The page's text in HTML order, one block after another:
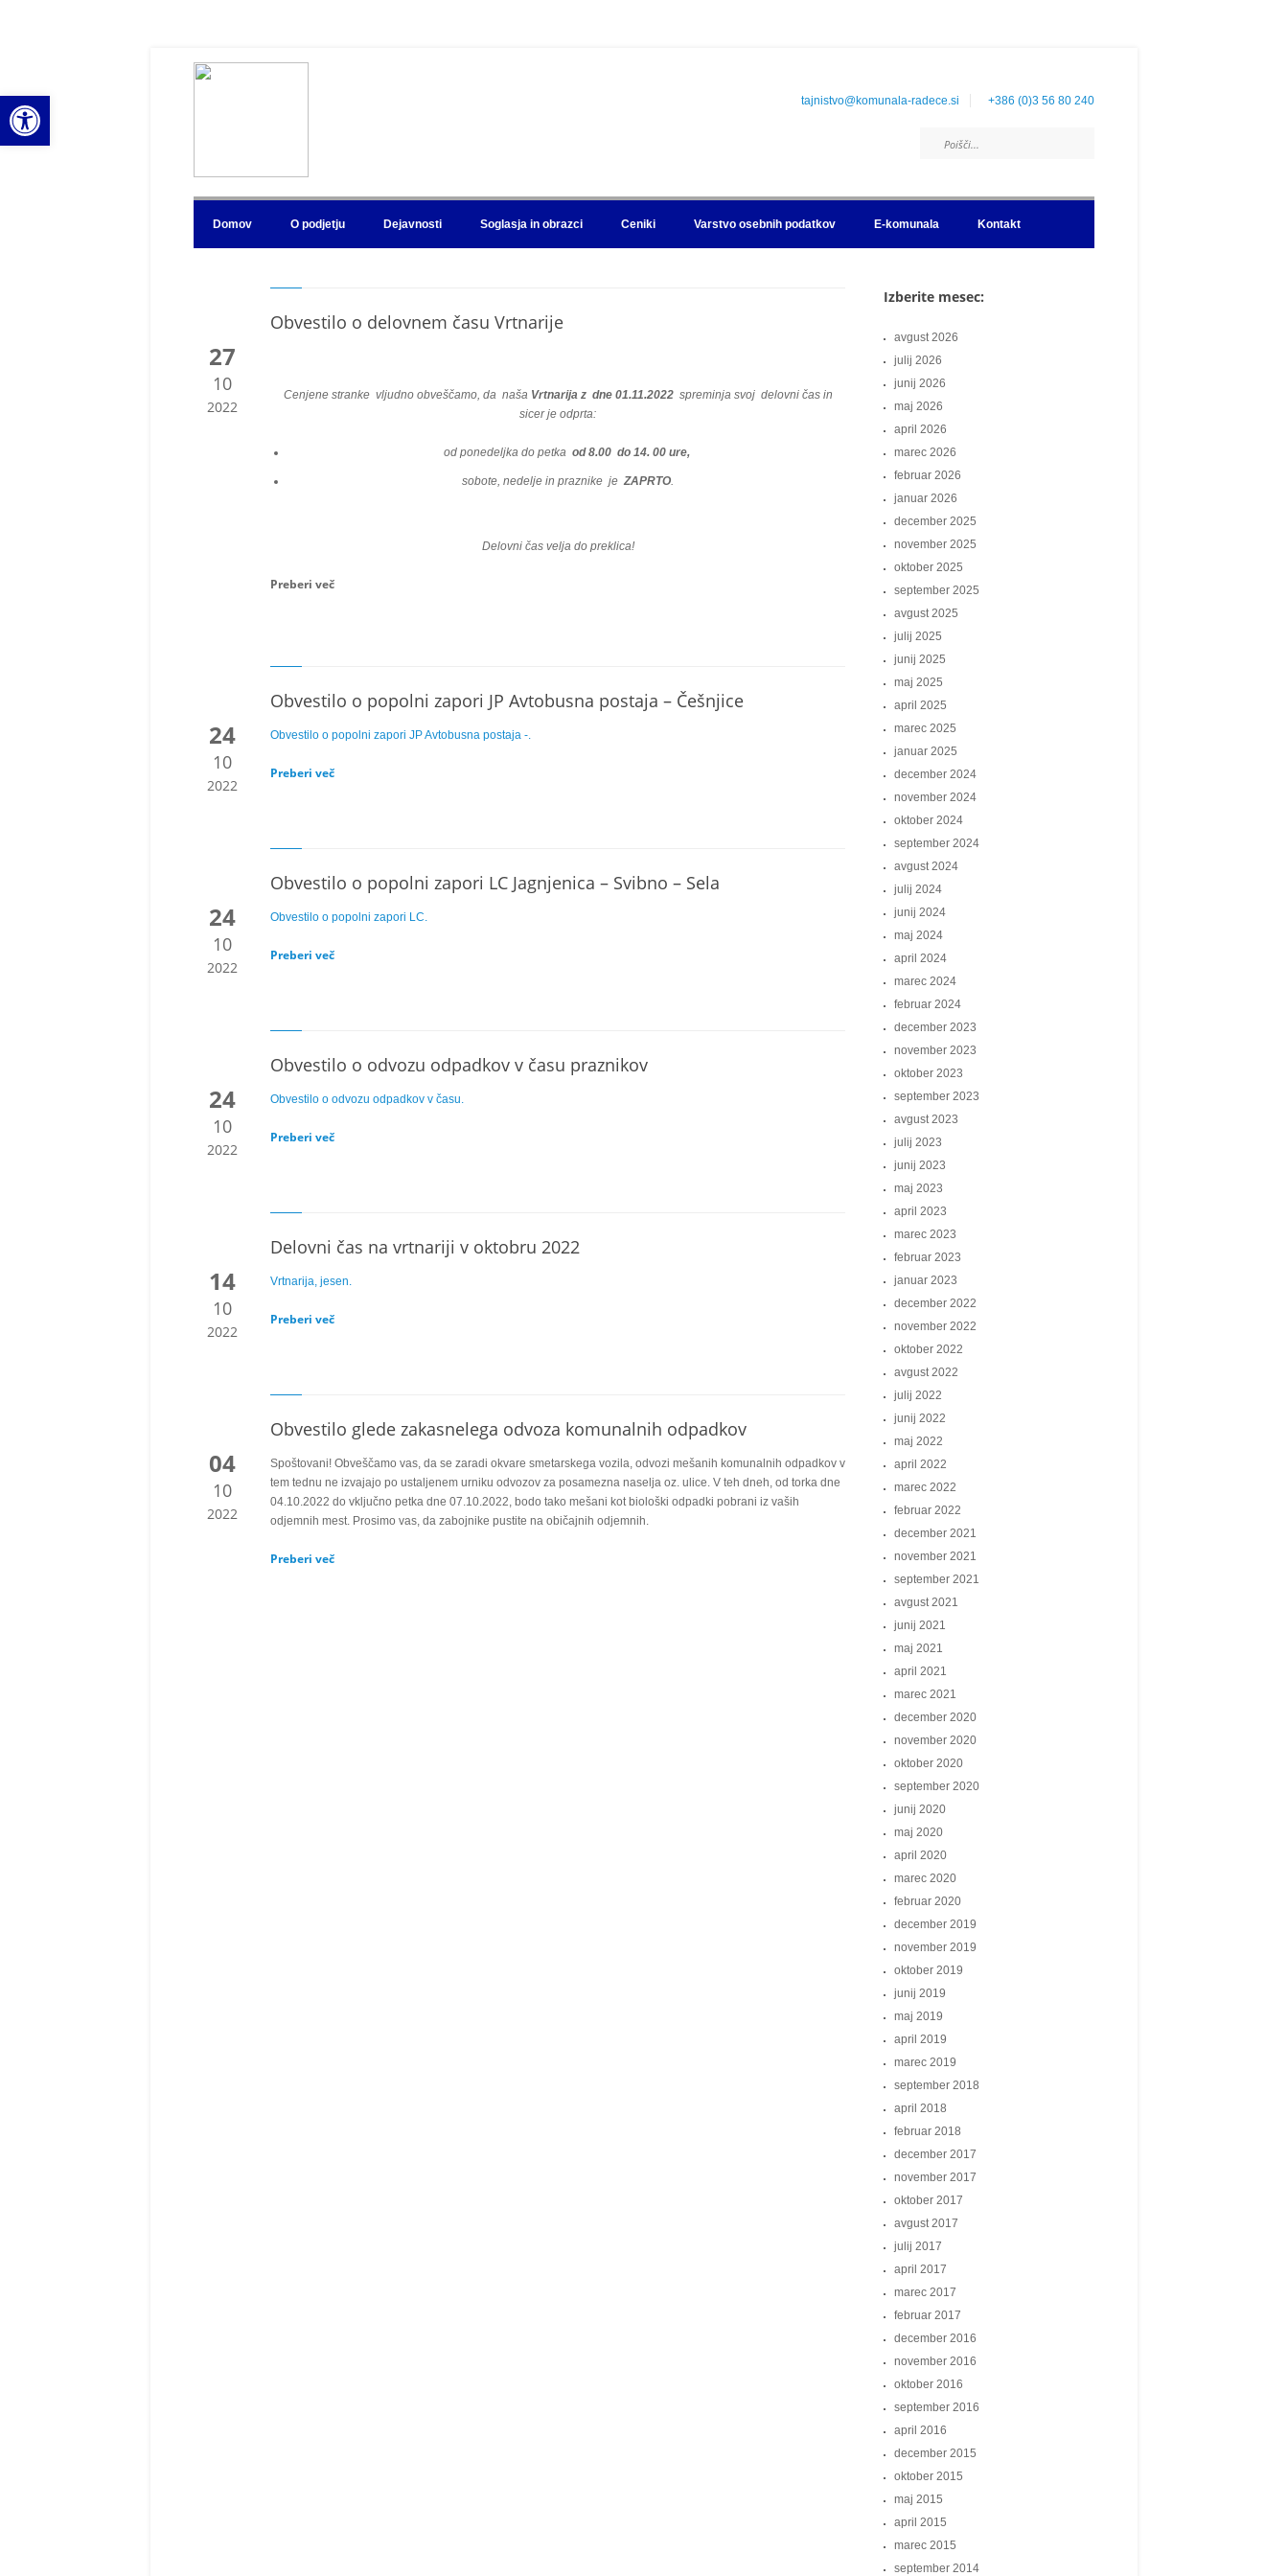
Open toolbar tajnistvo@komunala-radece.si +386 (0)3 56 80 240
Domov O podjetju Dejavnosti Soglasja in obrazci Ceniki Varstvo osebnih podatkov E-komunala Kontakt
Obvestilo o delovnem času Vrtnarije
27
10
2022
Cenjene stranke vljudno obveščamo, da naša Vrtnarija z dne 01.11.2022 spreminja svoj delovni čas in
sicer je odprta:
od ponedeljka do petka od8.00 do 14. 00 ure,
sobote, nedelje in praznike jeZAPRTO.
Delovni čas velja do preklica!
Preberi več
Obvestilo o popolni zapori JP Avtobusna postaja – Češnjice
24
10
2022
Obvestilo o popolni zapori JP Avtobusna postaja -.
Preberi več
Obvestilo o popolni zapori LC Jagnjenica – Svibno – Sela
24
10
2022
Obvestilo o popolni zapori LC.
Preberi več
Obvestilo o odvozu odpadkov v času praznikov
24
10
2022
Obvestilo o odvozu odpadkov v času.
Preberi več
Delovni čas na vrtnariji v oktobru 2022
14
10
2022
Vrtnarija, jesen.
Preberi več
Obvestilo glede zakasnelega odvoza komunalnih odpadkov
04
10
2022
Spoštovani! Obveščamo vas, da se zaradi okvare smetarskega vozila, odvozi mešanih komunalnih odpadkov v
tem tednu ne izvajajo po ustaljenem urniku odvozov za posamezna naselja oz. ulice. V teh dneh, od torka dne
04.10.2022 do vključno petka dne 07.10.2022, bodo tako mešani kot biološki odpadki pobrani iz vaših
odjemnih mest. Prosimo vas, da zabojnike pustite na običajnih odjemnih.
Preberi več
Izberite mesec:
avgust 2026
julij 2026
junij 2026
maj 2026
april 2026
marec 2026
februar 2026
januar 2026
december 2025
november 2025
oktober 2025
september 2025
avgust 2025
julij 2025
junij 2025
maj 2025
april 2025
marec 2025
januar 2025
december 2024
november 2024
oktober 2024
september 2024
avgust 2024
julij 2024
junij 2024
maj 2024
april 2024
marec 2024
februar 2024
december 2023
november 2023
oktober 2023
september 2023
avgust 2023
julij 2023
junij 2023
maj 2023
april 2023
marec 2023
februar 2023
januar 2023
december 2022
november 2022
oktober 2022
avgust 2022
julij 2022
junij 2022
maj 2022
april 2022
marec 2022
februar 2022
december 2021
november 2021
september 2021
avgust 2021
junij 2021
maj 2021
april 2021
marec 2021
december 2020
november 2020
oktober 2020
september 2020
junij 2020
maj 2020
april 2020
marec 2020
februar 2020
december 2019
november 2019
oktober 2019
junij 2019
maj 2019
april 2019
marec 2019
september 2018
april 2018
februar 2018
december 2017
november 2017
oktober 2017
avgust 2017
julij 2017
april 2017
marec 2017
februar 2017
december 2016
november 2016
oktober 2016
september 2016
april 2016
december 2015
oktober 2015
maj 2015
april 2015
marec 2015
september 2014